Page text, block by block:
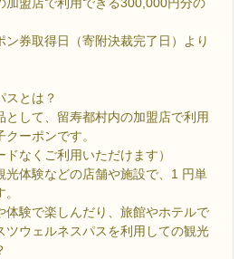
ン券取得日（寄附決裁完了日）より
とは？
として、留寿都村内の加盟店で利用
ーポンです。
ドなくご利用いただけます）
光体験などの店舗や施設で、1 円単
体験で楽しんだり、旅館やホテルで
ツウェルネスパスを利用しての観光